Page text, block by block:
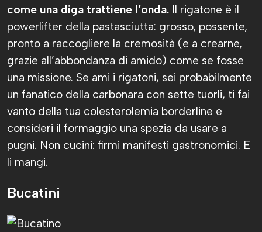
come una diga trattiene l’onda. Il rigatone è il
powerlifter della pastasciutta: grosso, possente,
pronto a raccogliere la cremosità (e a crearne,
grazie all’abbondanza di amido) come se fosse
una missione. Se ami i rigatoni, sei probabilmente
un fanatico della carbonara con sette tuorli, ti fai
vanto della tua colesterolemia borderline e
consideri il formaggio una spezia da usare a
pugni. Non cucini: firmi manifesti gastronomici. E
li mangi.
Bucatini